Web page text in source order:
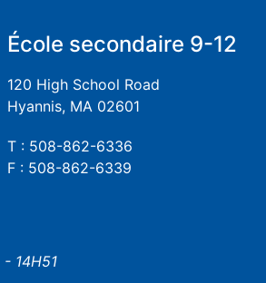
École secondaire 9-12
120 High School Road
Hyannis, MA 02601
T : 508-862-6336
F : 508-862-6339
14H51